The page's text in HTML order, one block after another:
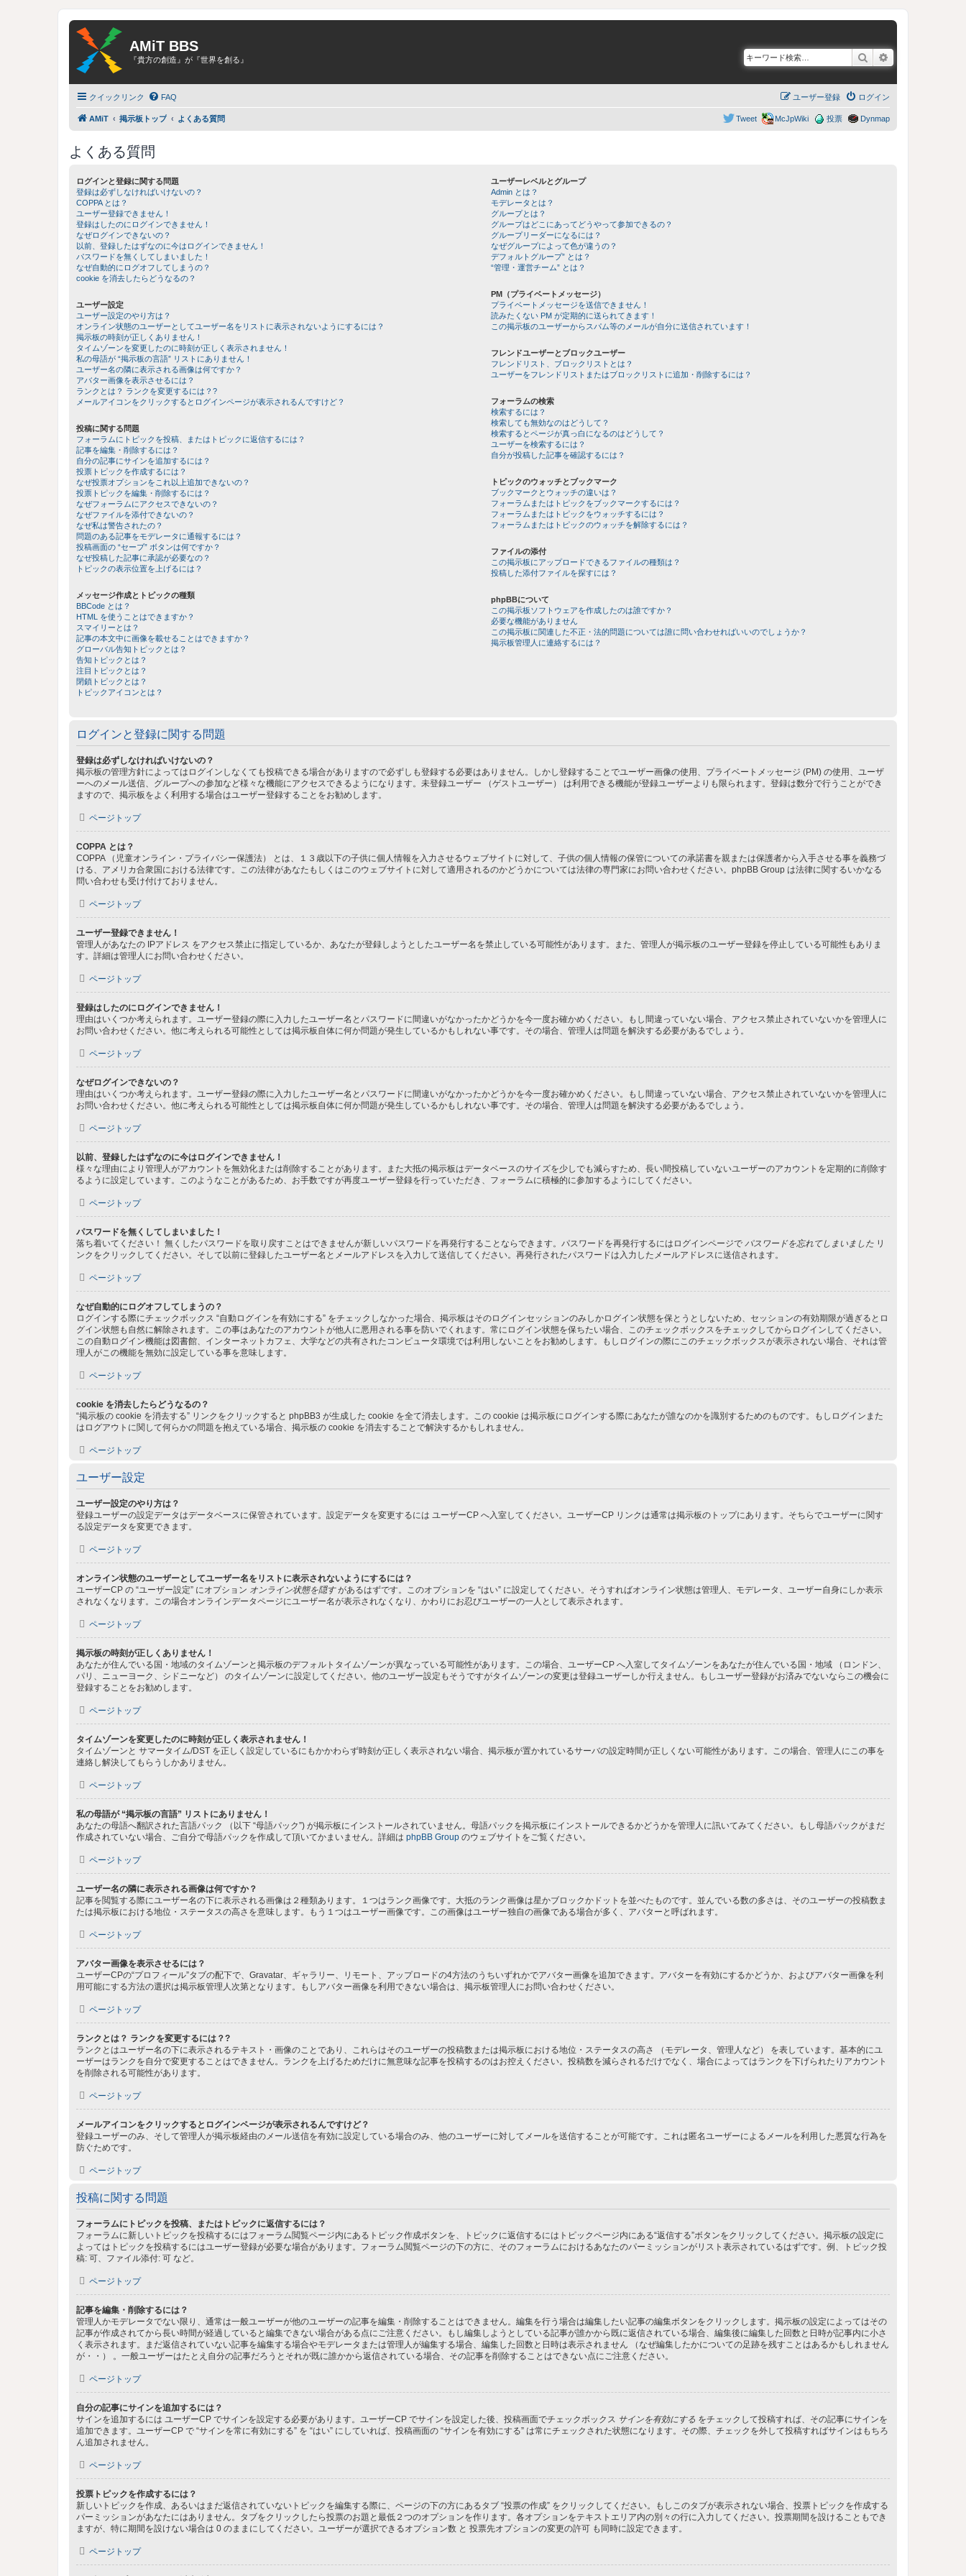
AMiT BBS
『貴方の創造』が『世界を創る』 検索
クイックリンク FAQ ログイン
ユーザー登録
AMiT 掲示板トップ よくある質問 Dynmap
投票
McJpWiki
Tweet
よくある質問
ログインと登録に関する問題
登録は必ずしなければいけないの？
COPPA とは？
ユーザー登録できません！
登録はしたのにログインできません！
なぜログインできないの？
以前、登録したはずなのに今はログインできません！
パスワードを無くしてしまいました！
なぜ自動的にログオフしてしまうの？
cookie を消去したらどうなるの？
ユーザー設定
ユーザー設定のやり方は？
オンライン状態のユーザーとしてユーザー名をリストに表示されないようにするには？
掲示板の時刻が正しくありません！
タイムゾーンを変更したのに時刻が正しく表示されません！
私の母語が “掲示板の言語” リストにありません！
ユーザー名の隣に表示される画像は何ですか？
アバター画像を表示させるには？
ランクとは？ ランクを変更するには？?
メールアイコンをクリックするとログインページが表示されるんですけど？
投稿に関する問題
フォーラムにトピックを投稿、またはトピックに返信するには？
記事を編集・削除するには？
自分の記事にサインを追加するには？
投票トピックを作成するには？
なぜ投票オプションをこれ以上追加できないの？
投票トピックを編集・削除するには？
なぜフォーラムにアクセスできないの？
なぜファイルを添付できないの？
なぜ私は警告されたの？
問題のある記事をモデレータに通報するには？
投稿画面の “セーブ” ボタンは何ですか？
なぜ投稿した記事に承認が必要なの？
トピックの表示位置を上げるには？
メッセージ作成とトピックの種類
BBCode とは？
HTML を使うことはできますか？
スマイリーとは？
記事の本文中に画像を載せることはできますか？
グローバル告知トピックとは？
告知トピックとは？
注目トピックとは？
閉鎖トピックとは？
トピックアイコンとは？
ユーザーレベルとグループ
Admin とは？
モデレータとは？
グループとは？
グループはどこにあってどうやって参加できるの？
グループリーダーになるには？
なぜグループによって色が違うの？
デフォルトグループ” とは？
“管理・運営チーム” とは？
PM（プライベートメッセージ）
プライベートメッセージを送信できません！
読みたくない PM が定期的に送られてきます！
この掲示板のユーザーからスパム等のメールが自分に送信されています！
フレンドユーザーとブロックユーザー
フレンドリスト、ブロックリストとは？
ユーザーをフレンドリストまたはブロックリストに追加・削除するには？
フォーラムの検索
検索するには？
検索しても無効なのはどうして？
検索するとページが真っ白になるのはどうして？
ユーザーを検索するには？
自分が投稿した記事を確認するには？
トピックのウォッチとブックマーク
ブックマークとウォッチの違いは？
フォーラムまたはトピックをブックマークするには？
フォーラムまたはトピックをウォッチするには？
フォーラムまたはトピックのウォッチを解除するには？
ファイルの添付
この掲示板にアップロードできるファイルの種類は？
投稿した添付ファイルを探すには？
phpBBについて
この掲示板ソフトウェアを作成したのは誰ですか？
必要な機能がありません
この掲示板に関連した不正・法的問題については誰に問い合わせればいいのでしょうか？
掲示板管理人に連絡するには？
ログインと登録に関する問題
登録は必ずしなければいけないの？
掲示板の管理方針によってはログインしなくても投稿できる場合がありますので必ずしも登録する必要はありません。しかし登録することでユーザー画像の使用、プライベートメッセージ (PM) の使用、ユーザ
ーへのメール送信、グループへの参加など様々な機能にアクセスできるようになります。未登録ユーザー （ゲストユーザー） は利用できる機能が登録ユーザーよりも限られます。登録は数分で行うことができ
ますので、掲示板をよく利用する場合はユーザー登録することをお勧めします。
ページトップ
COPPA とは？
COPPA （児童オンライン・プライバシー保護法） とは、１３歳以下の子供に個人情報を入力させるウェブサイトに対して、子供の個人情報の保管についての承諾書を親または保護者から入手させる事を義務づ
ける、アメリカ合衆国における法律です。この法律があなたもしくはこのウェブサイトに対して適用されるのかどうかについては法律の専門家にお問い合わせください。phpBB Group は法律に関するいかなる
問い合わせも受け付けておりません。
ページトップ
ユーザー登録できません！
管理人があなたの IPアドレス をアクセス禁止に指定しているか、あなたが登録しようとしたユーザー名を禁止している可能性があります。また、管理人が掲示板のユーザー登録を停止している可能性もありま
す。詳細は管理人にお問い合わせください。
ページトップ
登録はしたのにログインできません！
理由はいくつか考えられます。ユーザー登録の際に入力したユーザー名とパスワードに間違いがなかったかどうかを今一度お確かめください。もし間違っていない場合、アクセス禁止されていないかを管理人に
お問い合わせください。他に考えられる可能性としては掲示板自体に何か問題が発生しているかもしれない事です。その場合、管理人は問題を解決する必要があるでしょう。
ページトップ
なぜログインできないの？
理由はいくつか考えられます。ユーザー登録の際に入力したユーザー名とパスワードに間違いがなかったかどうかを今一度お確かめください。もし間違っていない場合、アクセス禁止されていないかを管理人に
お問い合わせください。他に考えられる可能性としては掲示板自体に何か問題が発生しているかもしれない事です。その場合、管理人は問題を解決する必要があるでしょう。
ページトップ
以前、登録したはずなのに今はログインできません！
様々な理由により管理人がアカウントを無効化または削除することがあります。また大抵の掲示板はデータベースのサイズを少しでも減らすため、長い間投稿していないユーザーのアカウントを定期的に削除す
るように設定しています。このようなことがあるため、お手数ですが再度ユーザー登録を行っていただき、フォーラムに積極的に参加するようにしてください。
ページトップ
パスワードを無くしてしまいました！
落ち着いてください！ 無くしたパスワードを取り戻すことはできませんが新しいパスワードを再発行することならできます。パスワードを再発行するにはログインページで パスワードを忘れてしまいました リ
ンクをクリックしてください。そして以前に登録したユーザー名とメールアドレスを入力して送信してください。再発行されたパスワードは入力したメールアドレスに送信されます。
ページトップ
なぜ自動的にログオフしてしまうの？
ログインする際にチェックボックス “自動ログインを有効にする” をチェックしなかった場合、掲示板はそのログインセッションのみしかログイン状態を保とうとしないため、セッションの有効期限が過ぎるとロ
グイン状態も自然に解除されます。この事はあなたのアカウントが他人に悪用される事を防いでくれます。常にログイン状態を保ちたい場合、このチェックボックスをチェックしてからログインしてください。
この自動ログイン機能は図書館、インターネットカフェ、大学などの共有されたコンピュータ環境では利用しないことをお勧めします。もしログインの際にこのチェックボックスが表示されない場合、それは管
理人がこの機能を無効に設定している事を意味します。
ページトップ
cookie を消去したらどうなるの？
“掲示板の cookie を消去する” リンクをクリックすると phpBB3 が生成した cookie を全て消去します。この cookie は掲示板にログインする際にあなたが誰なのかを識別するためのものです。もしログインまた
はログアウトに関して何らかの問題を抱えている場合、掲示板の cookie を消去することで解決するかもしれません。
ページトップ
ユーザー設定
ユーザー設定のやり方は？
登録ユーザーの設定データはデータベースに保管されています。設定データを変更するには ユーザーCP へ入室してください。ユーザーCP リンクは通常は掲示板のトップにあります。そちらでユーザーに関す
る設定データを変更できます。
ページトップ
オンライン状態のユーザーとしてユーザー名をリストに表示されないようにするには？
ユーザーCP の “ユーザー設定” にオプション オンライン状態を隠すがあるはずです。このオプションを “はい” に設定してください。そうすればオンライン状態は管理人、モデレータ、ユーザー自身にしか表示
されなくなります。この場合オンラインデータページにユーザー名が表示されなくなり、かわりにお忍びユーザーの一人として表示されます。
ページトップ
掲示板の時刻が正しくありません！
あなたが住んでいる国・地域のタイムゾーンと掲示板のデフォルトタイムゾーンが異なっている可能性があります。この場合、ユーザーCP へ入室してタイムゾーンをあなたが住んでいる国・地域 （ロンドン、
パリ、ニューヨーク、シドニーなど） のタイムゾーンに設定してください。他のユーザー設定もそうですがタイムゾーンの変更は登録ユーザーしか行えません。もしユーザー登録がお済みでないならこの機会に
登録することをお勧めします。
ページトップ
タイムゾーンを変更したのに時刻が正しく表示されません！
タイムゾーンと サマータイム/DST を正しく設定しているにもかかわらず時刻が正しく表示されない場合、掲示板が置かれているサーバの設定時間が正しくない可能性があります。この場合、管理人にこの事を
連絡し解決してもらうしかありません。
ページトップ
私の母語が “掲示板の言語” リストにありません！
あなたの母語へ翻訳された言語パック （以下 “母語パック”) が掲示板にインストールされていません。母語パックを掲示板にインストールできるかどうかを管理人に訊いてみてください。もし母語パックがまだ
作成されていない場合、ご自分で母語パックを作成して頂いてかまいません。詳細は phpBB Group のウェブサイトをご覧ください。
ページトップ
ユーザー名の隣に表示される画像は何ですか？
記事を閲覧する際にユーザー名の下に表示される画像は２種類あります。１つはランク画像です。大抵のランク画像は星かブロックかドットを並べたものです。並んでいる数の多さは、そのユーザーの投稿数ま
たは掲示板における地位・ステータスの高さを意味します。もう１つはユーザー画像です。この画像はユーザー独自の画像である場合が多く、アバターと呼ばれます。
ページトップ
アバター画像を表示させるには？
ユーザーCPの“プロフィール”タブの配下で、Gravatar、ギャラリー、リモート、アップロードの4方法のうちいずれかでアバター画像を追加できます。アバターを有効にするかどうか、およびアバター画像を利
用可能にする方法の選択は掲示板管理人次第となります。もしアバター画像を利用できない場合は、掲示板管理人にお問い合わせください。
ページトップ
ランクとは？ ランクを変更するには？?
ランクとはユーザー名の下に表示されるテキスト・画像のことであり、これらはそのユーザーの投稿数または掲示板における地位・ステータスの高さ （モデレータ、管理人など） を表しています。基本的にユ
ーザーはランクを自分で変更することはできません。ランクを上げるためだけに無意味な記事を投稿するのはお控えください。投稿数を減らされるだけでなく、場合によってはランクを下げられたりアカウント
を削除される可能性があります。
ページトップ
メールアイコンをクリックするとログインページが表示されるんですけど？
登録ユーザーのみ、そして管理人が掲示板経由のメール送信を有効に設定している場合のみ、他のユーザーに対してメールを送信することが可能です。これは匿名ユーザーによるメールを利用した悪質な行為を
防ぐためです。
ページトップ
投稿に関する問題
フォーラムにトピックを投稿、またはトピックに返信するには？
フォーラムに新しいトピックを投稿するにはフォーラム閲覧ページ内にあるトピック作成ボタンを、トピックに返信するにはトピックページ内にある“返信する”ボタンをクリックしてください。掲示板の設定に
よってはトピックを投稿するにはユーザー登録が必要な場合があります。フォーラム閲覧ページの下の方に、そのフォーラムにおけるあなたのパーミッションがリスト表示されているはずです。例、トピック投
稿: 可、ファイル添付: 可 など。
ページトップ
記事を編集・削除するには？
管理人かモデレータでない限り、通常は一般ユーザーが他のユーザーの記事を編集・削除することはできません。編集を行う場合は編集したい記事の編集ボタンをクリックします。掲示板の設定によってはその
記事が作成されてから長い時間が経過していると編集できない場合がある点にご注意ください。もし編集しようとしている記事が誰かから既に返信されている場合、編集後に編集した回数と日時が記事内に小さ
く表示されます。まだ返信されていない記事を編集する場合やモデレータまたは管理人が編集する場合、編集した回数と日時は表示されません （なぜ編集したかについての足跡を残すことはあるかもしれません
が・・） 。一般ユーザーはたとえ自分の記事だろうとそれが既に誰かから返信されている場合、その記事を削除することはできない点にご注意ください。
ページトップ
自分の記事にサインを追加するには？
サインを追加するには ユーザーCP でサインを設定する必要があります。ユーザーCP でサインを設定した後、投稿画面でチェックボックス サインを有効にする をチェックして投稿すれば、その記事にサインを
追加できます。ユーザーCP で “サインを常に有効にする” を “はい” にしていれば、投稿画面の “サインを有効にする” は常にチェックされた状態になります。その際、チェックを外して投稿すればサインはもちろ
ん追加されません。
ページトップ
投票トピックを作成するには？
新しいトピックを作成、あるいはまだ返信されていないトピックを編集する際に、ページの下の方にあるタブ “投票の作成” をクリックしてください。もしこのタブが表示されない場合、投票トピックを作成する
パーミッションがあなたにはありません。タブをクリックしたら投票のお題と最低２つのオプションを作ります。各オプションをテキストエリア内の別々の行に入力してください。投票期間を設けることもでき
ますが、特に期間を設けない場合は 0 のままにしてください。ユーザーが選択できるオプション数 と 投票先オプションの変更の許可 も同時に設定できます。
ページトップ